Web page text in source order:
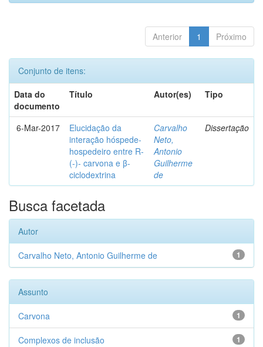
Anterior 1 Próximo
Conjunto de itens:
Data do
documento
Título Autor(es) Tipo
6-Mar-2017
Elucidação da
interação hóspede-
hospedeiro entre R-
(-)- carvona e β-
ciclodextrina
Carvalho
Neto,
Antonio
Guilherme
de
Dissertação
Busca facetada
Autor
1
Carvalho Neto, Antonio Guilherme de
Assunto
1
Carvona
1
Complexos de inclusão